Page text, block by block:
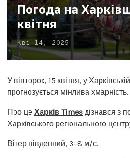
Погода на
квітня
Кві 14, 2025
У вівторок, 15 квітня, у
прогнозується мінлива
Про це Харків Times дізнався з
Харківського регіонального
Вітер південний, 3–8 м/с.